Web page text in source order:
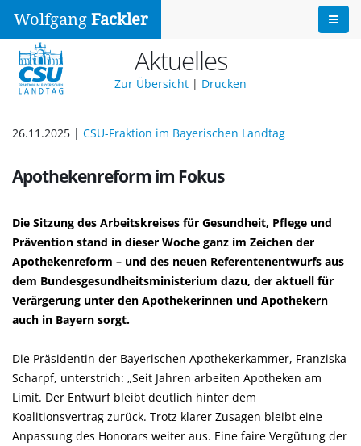
Wolfgang Fackler
Aktuelles
Zur Übersicht | Drucken
26.11.2025 | CSU-Fraktion im Bayerischen Landtag
Apothekenreform im Fokus
Die Sitzung des Arbeitskreises für Gesundheit, Pflege und
Prävention stand in dieser Woche ganz im Zeichen der
Apothekenreform – und des neuen Referentenentwurfs aus
dem Bundesgesundheitsministerium dazu, der aktuell für
Verärgerung unter den Apothekerinnen und Apothekern
auch in Bayern sorgt.
Die Präsidentin der Bayerischen Apothekerkammer, Franziska
Scharpf, unterstrich: „Seit Jahren arbeiten Apotheken am
Limit. Der Entwurf bleibt deutlich hinter dem
Koalitionsvertrag zurück. Trotz klarer Zusagen bleibt eine
Anpassung des Honorars weiter aus. Eine faire Vergütung der